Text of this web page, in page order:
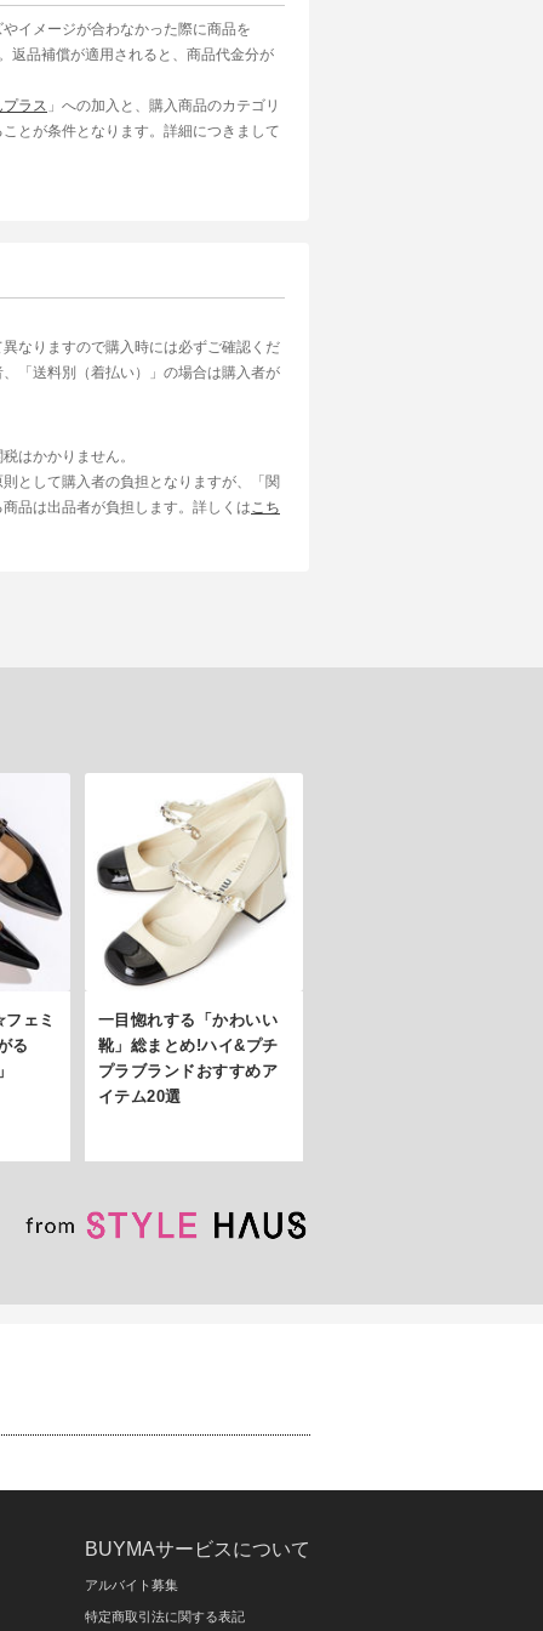
イメージが合わなかった際に商品を
返品補償が適用されると、商品代金分が
ラス 」への加入と、購入商品のカテゴリ
とが条件となります。詳細につきまして
なりますので購入時には必ずご確認くだ
「送料別（着払い）」の場合は購入者が
はかかりません。
として購入者の負担となりますが、「関
品は出品者が負担します。詳しくは こち
ェミ
る
一目惚れする「かわいい
靴」総まとめ!ハイ&プチ
プラブランドおすすめア
イテム20選
BUYMAサービスについて
アルバイト募集
特定商取引法に関する表記